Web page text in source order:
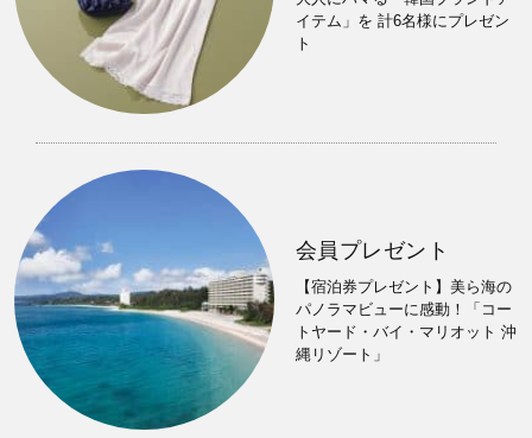
イテム」を 計6名様にプレゼン
ト
会員プレゼント
【宿泊券プレゼント】美ら海の
パノラマビューに感動！「コー
トヤード・バイ・マリオット 沖
縄リゾート」